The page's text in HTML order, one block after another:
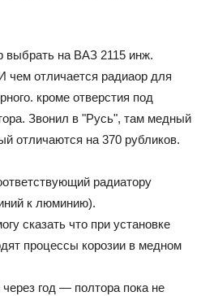
выбрать на ВАЗ 2115 инж.
отличается радиаор для
кроме отверстия под
Звонил в "Русь", там медный
отличаются на 370 рубликов.
радиатору
к люминию).
сказать что при установке
процессы корозии в медном
год — полтора пока не